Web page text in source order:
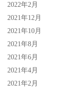
2022年2月
2021年12月
2021年10月
2021年8月
2021年6月
2021年4月
2021年2月